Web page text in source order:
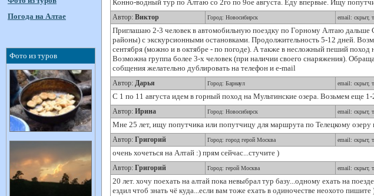
Погода на Алтае
Фото из туров
Конно-водный тур по Алтаю со 2го по 9ое августа. Еду впервые. Ищу
Автор: Виктор Город: Новосибирск email: скрыт,
Приглашаю 2-3 человек в автомобильную поездку по Горному Алтаю дальше
районы) с экскурсионными остановками. Продолжительность 5-12 дней.
сентября (можно и в октябре - по погоде). А также в несложный пеший
Возможна группа более 3-х человек (при наличии своего снаряжения).
собщения желательно дублировать на телефон и e-mail
Автор: Дарья Город: Барнаул email: скрыт,
С 1 по 11 августа идем в горный поход на Мультинские озера. Возьмем еще
Автор: Ирина Город: Новосибирск email: скрыт,
Мне 25 лет, ищу попутчика или попутчицу для маршрута по Телецкому озеру
Автор: Григорий Город: город герой Москва email: скрыт,
очень хочеться на Алтай :) прям сейчас...стучите )
Автор: Григорий Город: герой Москва email: скрыт,
20 лет. хочу поехать на алтай пока невыбрал тур базу...одному ехать на
ездил чтоб знать чё куда...если вам тоже ехать в одиночестве неохото пишите